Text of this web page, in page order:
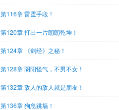
第116章 雷霆手段！
第120章 打出一片朗朗乾坤！
第124章 《剑经》之秘！
第128章 阴阳怪气，不男不女！
第132章 敌人的敌人就是朋友！
第136章 狗急跳墙！